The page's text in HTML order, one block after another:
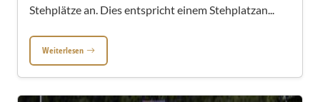
Stehplätze an. Dies entspricht einem Stehplatzan...
Weiterlesen